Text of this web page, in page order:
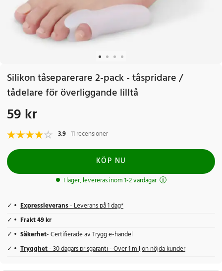
Silikon tåseparerare 2-pack - tåspridare /
tådelare för överliggande lilltå
Pris: 59 kr
59 kr
3.9 11 recensioner
KÖP NU
I lager, levereras inom 1-2 vardagar
Expressleverans- Leverans på 1 dag*
Frakt 49 kr
Säkerhet- Certifierade av Trygg e-handel
Trygghet- 30 dagars prisgaranti - Över 1 miljon nöjda kunder